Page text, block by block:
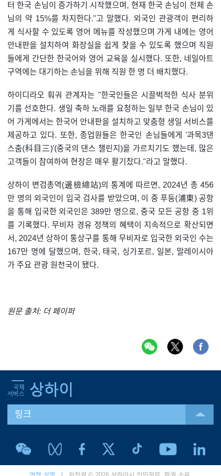
터 한국 손님이 증가하기 시작했으며, 현재 한국 손님이 전체 손
님의 약 15%를 차지한다."고 말했다. 외국인 관광객이 편리하
게 식사할 수 있도록 영어 메뉴를 작성했으며 가게 내에는 영어
안내판을 설치하여 화장실을 쉽게 찾을 수 있도록 했으며 직원
들에게 간단한 한국어와 영어 교육을 실시했다. 또한, 네일아트
구역에는 대기하는 손님을 위해 직원 한 명 더 배치했다.
하이디라오 훠궈 관계자는 "한국인들은 시끌벅적한 식사 분위
기를 선호한다. 생일 축하 노래를 요청하는 일부 한국 손님이 있
어 가게에서는 한국어 안내판을 설치하고 맞춤형 생일 서비스를
제공하고 있다. 또한, 종업원들은 한국인 손님들에게 '과목3댄
스춤(科目三)'(중국의 댄스 챌린지)을 가르치기도 했는데, 많은
고객들이 참여하여 현장은 매우 활기찼다."라고 말했다.
상하이 변검총역(邊檢總站)의 통계에 따르면, 2024년 총 456
만 명의 외국인이 입국 검사를 받았으며, 이 중 푸둥(浦東) 공항
을 통해 입국한 외국인은 389만 명으로, 중국 모든 공항 중 1위
를 기록했다. 무비자 경유 정책의 혜택이 지속적으로 확산되면
서, 2024년 상하이 통상구를 통해 무비자로 입국한 외국인 수는
167만 명에 달했으며, 한국, 태국, 싱가포르, 일본, 말레이시아
가 주요 관광 원천국이 됐다.
원문 출처: 더 페이퍼
링크